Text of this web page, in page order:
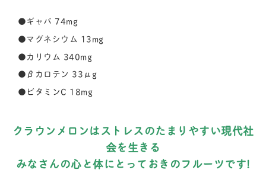
●ギャバ 74mg
●マグネシウム 13mg
●カリウム 340mg
●βカロテン 33μg
●ビタミンC 18mg
クラウンメロンはストレスのたまりやすい現代社
会を生きる
みなさんの心と体にとっておきのフルーツです!